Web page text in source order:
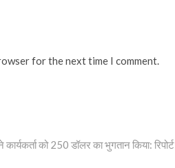
for the next time I comment.
को 250 डॉलर का भुगतान किया: रिपोर्ट